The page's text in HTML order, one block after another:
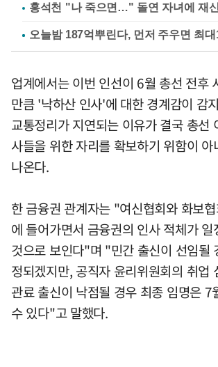
홍석천 "나 죽으면…" 돌연 자녀에 재
업계에서는 이번 인선이 6월 총선 전후
만큼 '낙하산 인사'에 대한 경계감이 감
교통정리가 지연되는 이유가 결국 총선
사들을 위한 자리를 확보하기 위함이
나온다.
한 금융권 관계자는 "여신협회와 화보
에 들어가면서 금융권의 인사 적체가 일
것으로 보인다"며 "민간 출신이 선임될
정되겠지만, 공직자 윤리위원회의 취업
관료 출신이 낙점될 경우 최종 임명은 7
수 있다"고 말했다.